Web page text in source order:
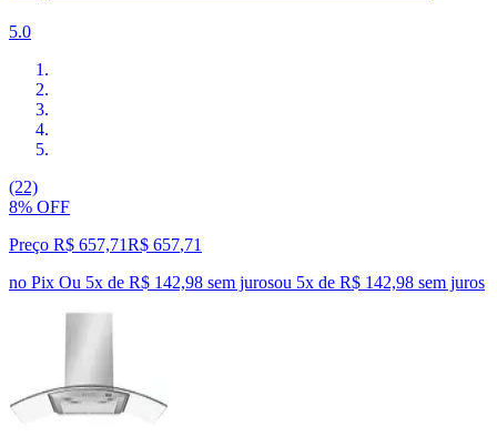
5.0
(22)
8% OFF
Preço R$ 657,71R$ 657,71
no Pix Ou 5x de R$ 142,98 sem jurosou 5x de R$ 142,98 sem juros